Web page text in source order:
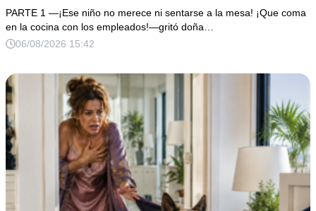
millones y el 50% de las acciones: “Aprende cuál es tu
lugar”. Permanecí en silencio hasta que terminaron de
firmar; entonces mostré una grabación y alguien llamó a
PARTE 1 —¡Ese niño no merece ni sentarse a la mesa! ¡Que coma
en la cocina con los empleados!—gritó doña…
06/08/2026 15:42